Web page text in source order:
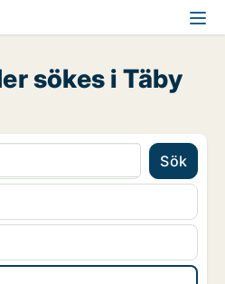
sökes i Täby
Sök